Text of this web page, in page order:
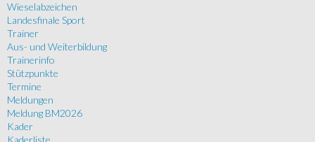
Wieselabzeichen
Landesfinale Sport
Trainer
Aus- und Weiterbildung
Trainerinfo
Stützpunkte
Termine
Meldungen
Meldung BM2026
Kader
Kaderliste